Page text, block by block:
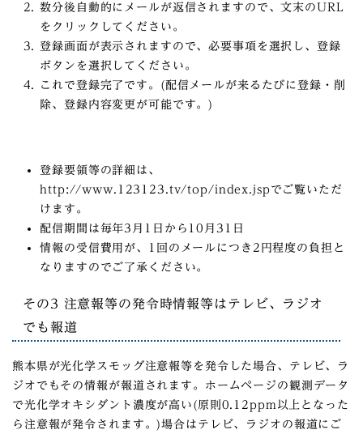
数分後自動的にメールが返信されますので、文末のURL
をクリックしてください。
登録画面が表示されますので、必要事項を選択し、登録
ボタンを選択してください。
これで登録完了です。(配信メールが来るたびに登録・削
除、登録内容変更が可能です。)
登録要領等の詳細は、
http://www.123123.tv/top/index.jspでご覧いただ
けます。
配信期間は毎年3月1日から10月31日
情報の受信費用が、1回のメールにつき2円程度の負担と
なりますのでご了承ください。
その3 注意報等の発令時情報等はテレビ、ラジオ
でも報道
熊本県が光化学スモッグ注意報等を発令した場合、テレビ、ラ
ジオでもその情報が報道されます。ホームページの観測データ
で光化学オキシダント濃度が高い(原則0.12ppm以上となった
ら注意報が発令されます。)場合はテレビ、ラジオの報道にご